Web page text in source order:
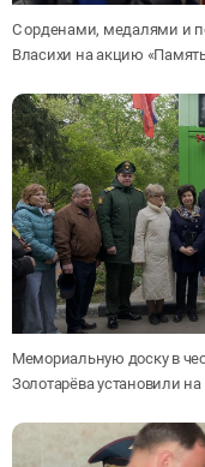
С орденами, медалями и
Власихи на акцию
Мемориальную доску в
Золотарёва установили